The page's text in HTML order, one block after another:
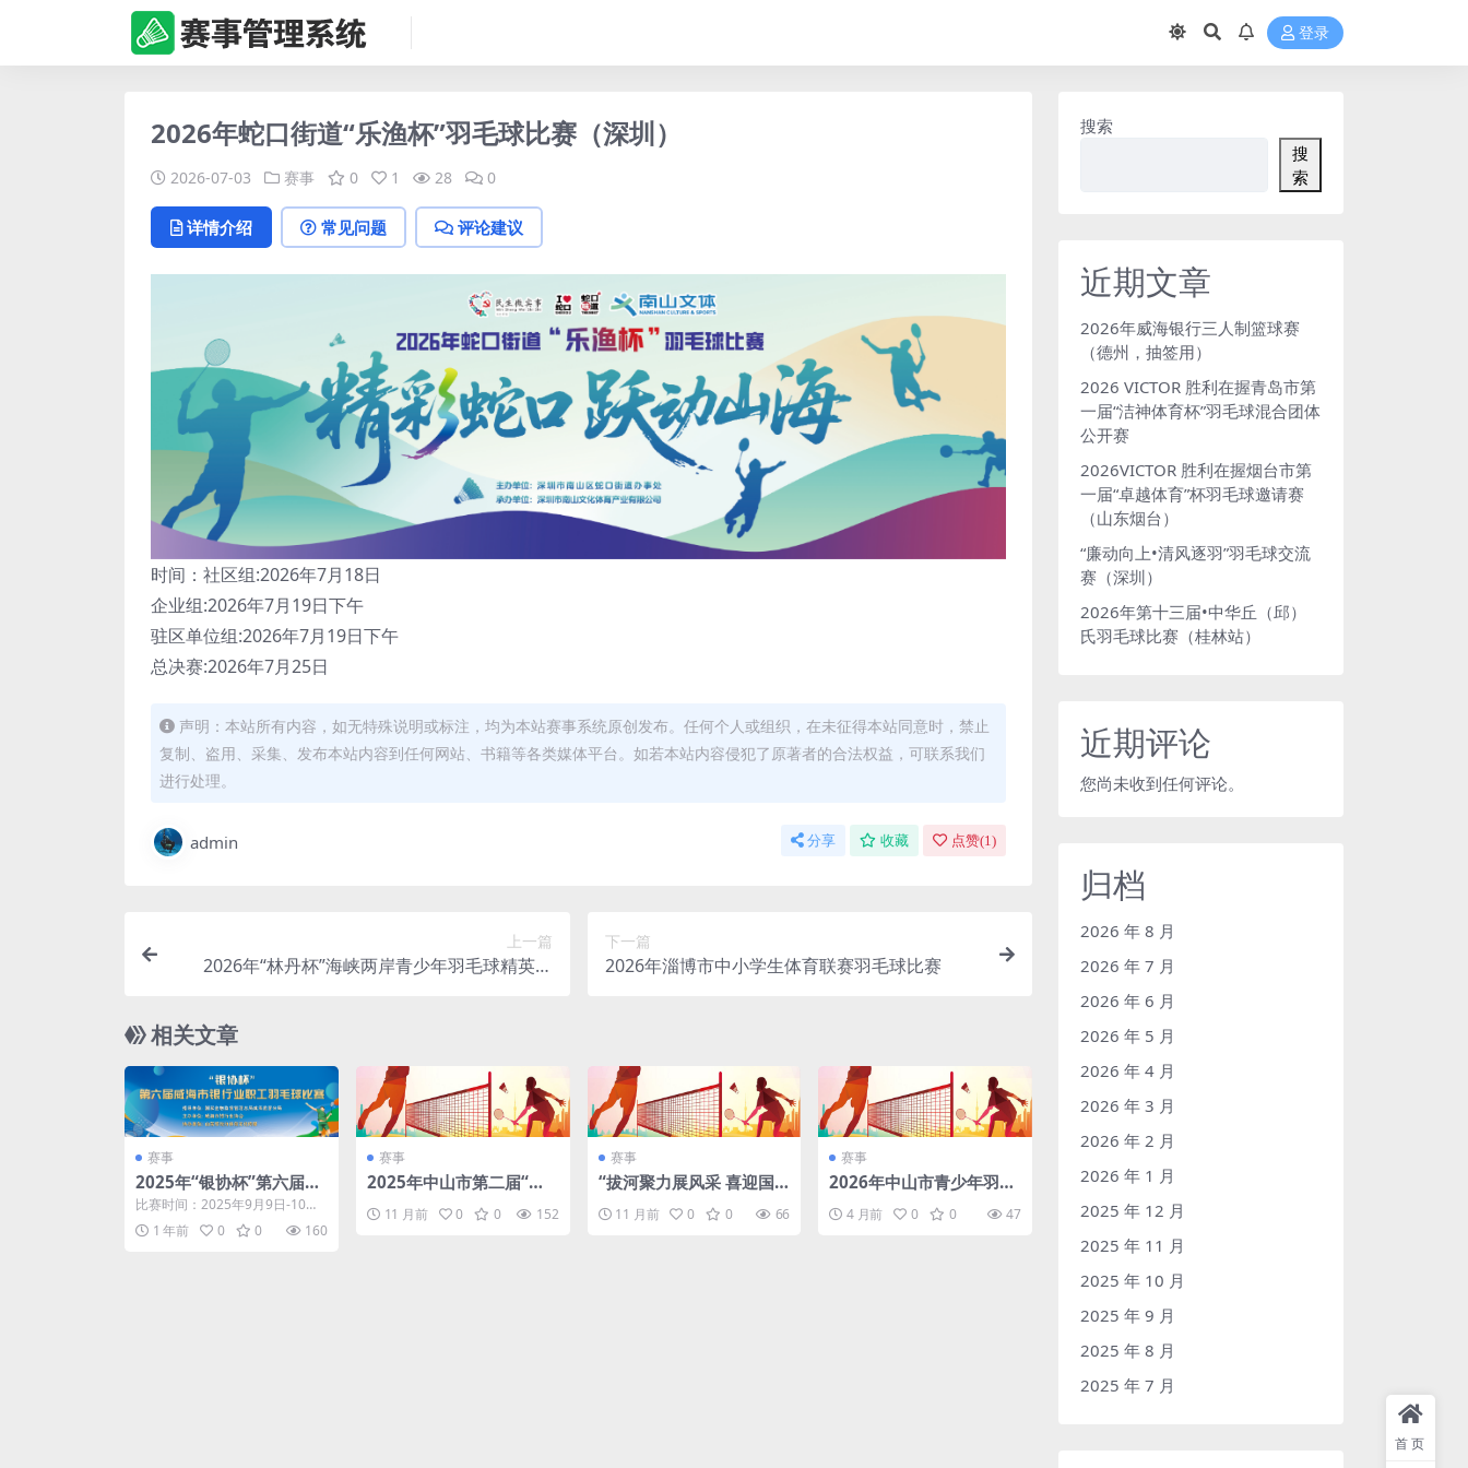
登录
2026年蛇口街道“乐渔杯”羽毛球比赛（深圳）
2026-07-03 赛事 0 1 28 0
详情介绍 常见问题 评论建议
时间：社区组:2026年7月18日
企业组:2026年7月19日下午
驻区单位组:2026年7月19日下午
总决赛:2026年7月25日
声明：本站所有内容，如无特殊说明或标注，均为本站赛事系统原创发布。任何个人或组织，在未征得本站同意时，禁止
复制、盗用、采集、发布本站内容到任何网站、书籍等各类媒体平台。如若本站内容侵犯了原著者的合法权益，可联系我们
进行处理。
admin 分享 收藏 点赞(1)
上一篇
2026年“林丹杯”海峡两岸青少年羽毛球精英赛
下一篇
2026年淄博市中小学生体育联赛羽毛球比赛
相关文章
赛事
2025年“银协杯”第六届威
海市银行业职工羽毛球比
赛
比赛时间：2025年9月9日-10日
比赛地点：山东球动力体育馆
（国泰路107号...
1 年前 0 0 160
赛事
2025年中山市第二届“天
明京东家电杯”羽毛球青少
年赛11 月前 0 0 152
赛事
“拔河聚力展风采 喜迎国
庆启新程” 2025年德州市
国资国企系统拔河比赛
11 月前 0 0 66
赛事
2026年中山市青少年羽毛
4 月前 0 0 47
搜索
搜
索
近期文章
2026年威海银行三人制篮球赛
（德州，抽签用）
2026 VICTOR 胜利在握青岛市第
一届“洁神体育杯”羽毛球混合团体
公开赛
2026VICTOR 胜利在握烟台市第
一届“卓越体育”杯羽毛球邀请赛
（山东烟台）
“廉动向上•清风逐羽”羽毛球交流
赛（深圳）
2026年第十三届•中华丘（邱）
氏羽毛球比赛（桂林站）
近期评论
您尚未收到任何评论。
归档
2026 年 8 月
2026 年 7 月
2026 年 6 月
2026 年 5 月
2026 年 4 月
2026 年 3 月
2026 年 2 月
2026 年 1 月
2025 年 12 月
2025 年 11 月
2025 年 10 月
2025 年 9 月
2025 年 8 月
2025 年 7 月
首页